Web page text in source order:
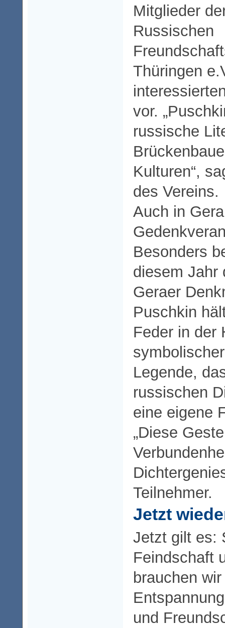
Mitglieder
Russischen
Thüringen
vor.
russische
Kulturen“,
des Vereins.
Auch in
Besonders
diesem Jahr
Geraer
Puschkin
Feder in der
Legende,
russischen
eine eigene
„Diese
Teilnehmer.
Jetzt
Jetzt gilt es:
Feindschaft
brauchen
und